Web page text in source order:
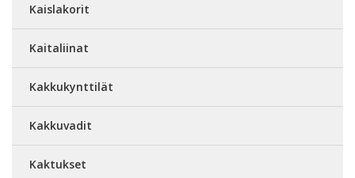
Kaislakorit
Kaitaliinat
Kakkukynttilät
Kakkuvadit
Kaktukset